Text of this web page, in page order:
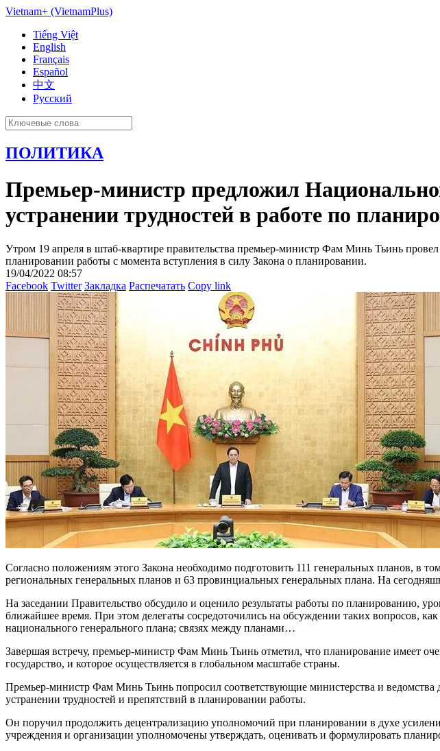
Vietnam+ (VietnamPlus)
Tiếng Việt
English
Français
Español
中文
Русский
ПОЛИТИКА
Премьер-министр предложил
устранении трудностей в работе по
Утром 19 апреля в штаб-квартире правительства премьер-министр Фам Минь Тьинь
планировании работы с момента вступления в силу Закона о планировании.
19/04/2022 08:57
Facebook Twitter Закладка Распечатать Copy link
Согласно положениям этого Закона необходимо подготовить 111 генеральных планов, в
региональных генеральных планов и 63 провинциальных генеральных плана. На
На заседании Правительство обсудило и оценило результаты работы по планированию,
ближайшее время. При этом делегаты сосредоточились на обсуждении таких вопросов,
национального генерального плана; связях между планами…
Завершая встречу, премьер-министр Фам Минь Тьинь отметил, что планирование имеет
государство, и которое осуществляется в глобальном масштабе страны.
Премьер-министр Фам Минь Тьинь попросил соответствующие министерства и
устранении трудностей и препятствий в планировании работы.
Он поручил продолжить децентрализацию уполномочий при планировании в духе
учреждения и организации уполномочены утверждать, оценивать и формулировать